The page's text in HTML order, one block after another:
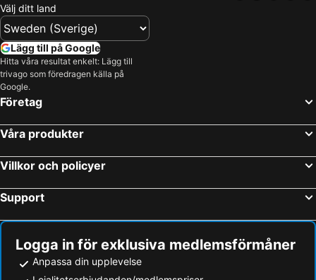
Välj ditt land
Lägg till på Google
Hitta våra resultat enkelt: Lägg till
trivago som föredragen källa på
Google.
Företag
Våra produkter
Villkor och policyer
Support
Logga in för exklusiva medlemsförmåner
Anpassa din upplevelse